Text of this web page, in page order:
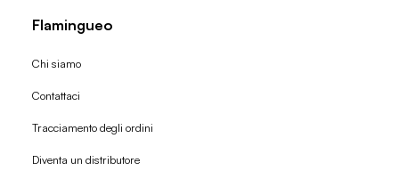
Flamingueo
Chi siamo
Contattaci
Tracciamento degli ordini
Diventa un distributore